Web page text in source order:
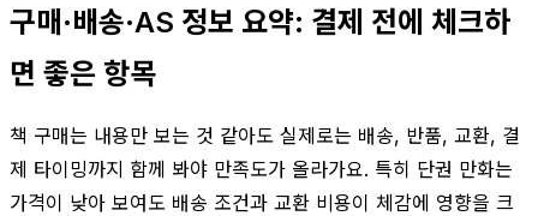
구매·배송·AS 정보 요약: 결제 전에 체크하
면 좋은 항목
책 구매는 내용만 보는 것 같아도 실제로는 배송, 반품, 교환, 결
제 타이밍까지 함께 봐야 만족도가 올라가요. 특히 단권 만화는
가격이 낮아 보여도 배송 조건과 교환 비용이 체감에 영향을 크